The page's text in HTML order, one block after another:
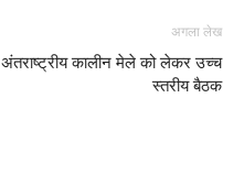
अगला लेख
अंतराष्ट्रीय कालीन मेले को लेकर उच्च
स्तरीय बैठक